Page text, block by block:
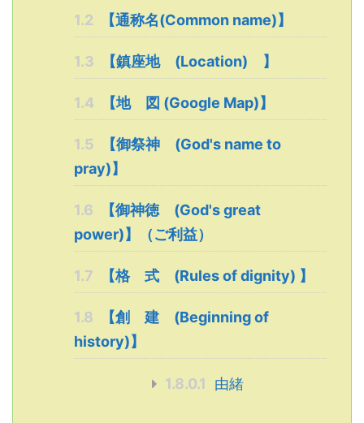
1.2 【通称名(Common name)】
1.3 【鎮座地 (Location) 】
1.4 【地 図 (Google Map)】
1.5
【御祭神 (God's name to
pray)】
1.6
【御神徳 (God's great
power)】（ご利益）
1.7 【格 式 (Rules of dignity) 】
1.8
【創 建 (Beginning of
history)】
1.8.0.1 由緒